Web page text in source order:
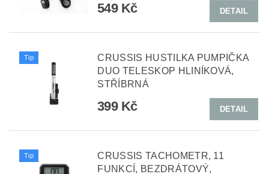
549 Kč DETAIL
Tip
CRUSSIS HUSTILKA PUMPIČKA
DUO TELESKOP HLINÍKOVÁ,
STŘÍBRNÁ
399 Kč DETAIL
Tip
CRUSSIS TACHOMETR, 11
FUNKCÍ, BEZDRÁTOVÝ,